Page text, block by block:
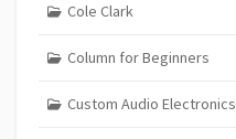
Cole Clark
Column for Beginners
Custom Audio Electronics